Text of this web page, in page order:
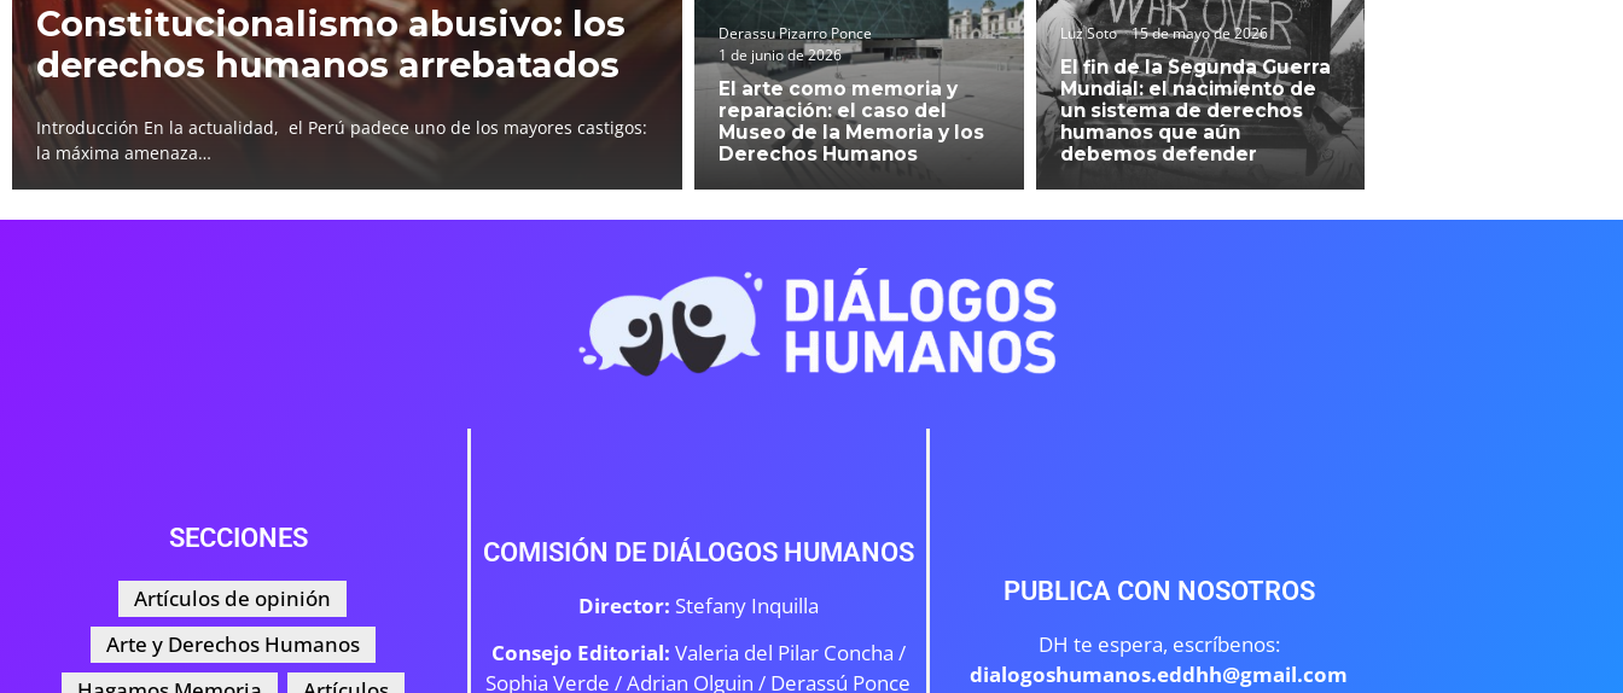
Constitucionalismo abusivo: los
derechos humanos arrebatados
Introducción En la actualidad, el Perú padece uno de los mayores castigos:
la máxima amenaza…
Derassu Pizarro Ponce
1 de junio de 2026
El arte como memoria y
reparación: el caso del
Museo de la Memoria y los
Derechos Humanos
Luz Soto 15 de mayo de 2026
El fin de la Segunda Guerra
Mundial: el nacimiento de
un sistema de derechos
humanos que aún
debemos defender
SECCIONES
Artículos de opinión
Arte y Derechos Humanos
COMISIÓN DE DIÁLOGOS HUMANOS
Director: Stefany Inquilla
Consejo Editorial: Valeria del Pilar Concha /
Sophia Verde /Adrian Olguin / Derassú Ponce
PUBLICA CON NOSOTROS
DH te espera, escríbenos:
dialogoshumanos.eddhh@gmail.com